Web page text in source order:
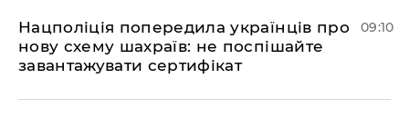
Нацполіція попередила українців про
нову схему шахраїв: не поспішайте
завантажувати сертифікат
09:10